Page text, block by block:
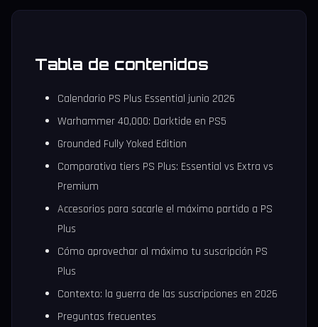
Tabla de contenidos
Calendario PS Plus Essential junio 2026
Warhammer 40,000: Darktide en PS5
Grounded Fully Yoked Edition
Comparativa tiers PS Plus: Essential vs Extra vs
Premium
Accesorios para sacarle el máximo partido a PS
Plus
Cómo aprovechar al máximo tu suscripción PS
Plus
Contexto: la guerra de las suscripciones en 2026
Preguntas frecuentes